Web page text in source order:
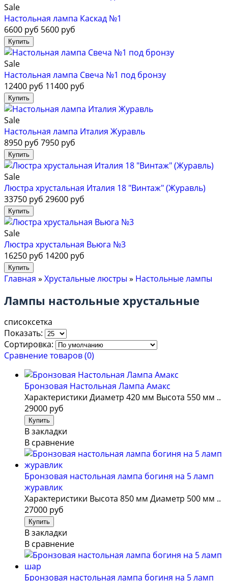
Sale
Настольная лампа Каскад №1
6600 руб 5600 руб
Sale
Настольная лампа Свеча №1 под бронзу
12400 руб 11400 руб
Sale
Настольная лампа Италия Журавль
8950 руб 7950 руб
Sale
Люстра хрустальная Италия 18 "Винтаж" (Журавль)
33750 руб 29600 руб
Sale
Люстра хрустальная Вьюга №3
16250 руб 14200 руб
Главная » Хрустальные люстры » Настольные лампы
Лампы настольные хрустальные
списоксетка
Показать:
Сортировка:
Сравнение товаров (0)
Бронзовая Настольная Лампа Амакс
Характеристики Диаметр 420 мм Высота 550 мм ..
29000 руб
В закладки
В сравнение
Бронзовая настольная лампа богиня на 5 ламп
журавлик
Характеристики Высота 850 мм Диаметр 500 мм ..
27000 руб
В закладки
В сравнение
Бронзовая настольная лампа богиня на 5 ламп